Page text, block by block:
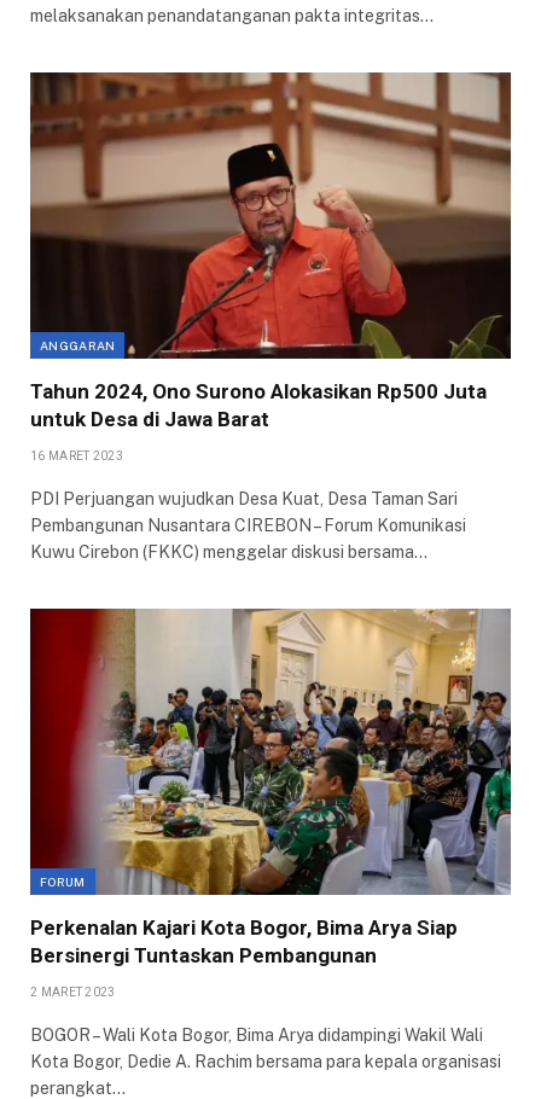
melaksanakan penandatanganan pakta integritas…
ANGGARAN
Tahun 2024, Ono Surono Alokasikan Rp500 Juta
untuk Desa di Jawa Barat
16 MARET 2023
PDI Perjuangan wujudkan Desa Kuat, Desa Taman Sari
Pembangunan Nusantara CIREBON – Forum Komunikasi
Kuwu Cirebon (FKKC) menggelar diskusi bersama…
FORUM
Perkenalan Kajari Kota Bogor, Bima Arya Siap
Bersinergi Tuntaskan Pembangunan
2 MARET 2023
BOGOR – Wali Kota Bogor, Bima Arya didampingi Wakil Wali
Kota Bogor, Dedie A. Rachim bersama para kepala organisasi
perangkat…